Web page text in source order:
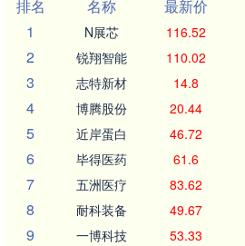
排名
名称 最新价
1
N展芯 116.52
2 锐翔智能 110.02
3 志特新材 14.8
4 博腾股份 20.44
5 近岸蛋白 46.72
6 毕得医药 61.6
7 五洲医疗 83.62
8 耐科装备 49.67
9 一博科技 53.33